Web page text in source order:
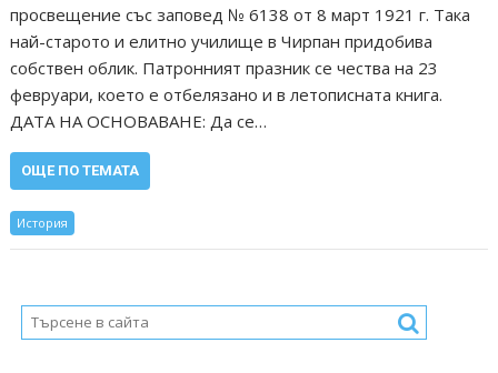
просвещение със заповед № 6138 от 8 март 1921 г. Така
най-старото и елитно училище в Чирпан придобива
собствен облик. Патронният празник се чества на 23
февруари, което е отбелязано и в летописната книга.
ДАТА НА ОСНОВАВАНЕ: Да се…
ОЩЕ ПО ТЕМАТА
История